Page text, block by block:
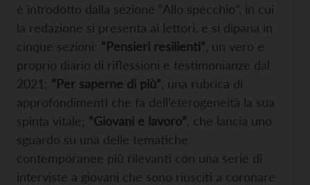
è introdotto dalla sezione “Allo specchio”, in cui
la redazione si presenta ai lettori, e si dipana in
cinque sezioni: “Pensieri resilienti” , un vero e
proprio diario di riflessioni e testimonianze dal
2021; “Per saperne di più” , una rubrica di
approfondimenti che fa dell’eterogeneità la sua
spinta vitale; “Giovani e lavoro” , che lancia uno
sguardo su una delle tematiche
contemporanee più rilevanti con una serie di
interviste a giovani che sono riusciti a coronare